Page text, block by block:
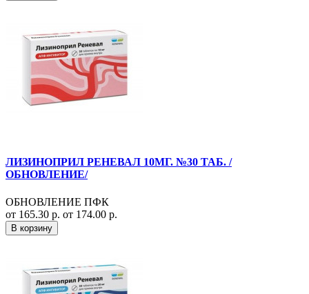
ЛИЗИНОПРИЛ РЕНЕВАЛ 10МГ. №30 ТАБ. /
ОБНОВЛЕНИЕ/
ОБНОВЛЕНИЕ ПФК
от 165.30 р. от 174.00 р.
В корзину